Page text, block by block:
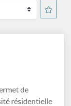
de
résidentielle